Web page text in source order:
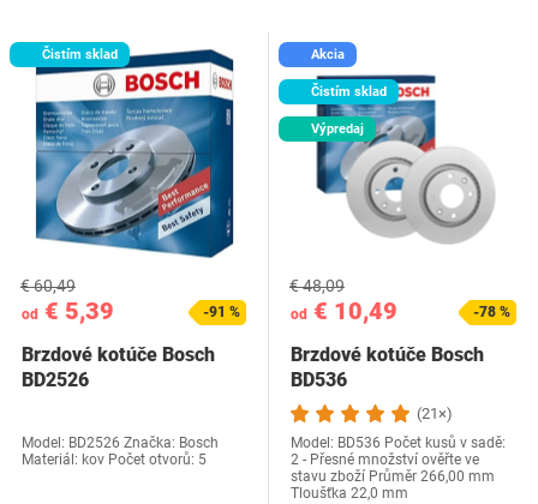
Čistím sklad
od € 5,39
€ 60,49
-91 %
Brzdové kotúče Bosch
BD2526
Model: BD2526 Značka: Bosch
Materiál: kov Počet otvorů: 5
Akcia
Čistím sklad
Výpredaj
od € 10,49
€ 48,09
-78 %
Brzdové kotúče Bosch
BD536
(21×)
Model: BD536 Počet kusů v sadě:
2 - Přesné množství ověřte ve
stavu zboží Průměr 266,00 mm
Tloušťka 22,0 mm